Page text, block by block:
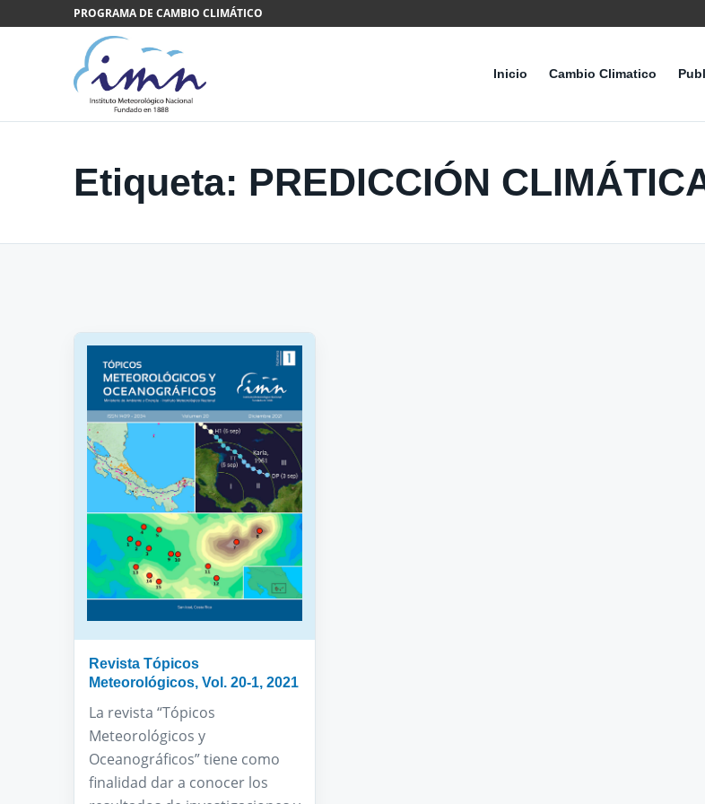
Saltar al contenidoPROGRAMA DE CAMBIO CLIMÁTICO
Inicio Cambio Climatico
Etiqueta: PREDICCIÓN
Revista Tópicos
Meteorológicos, Vol. 20-1, 2021
La revista “Tópicos
Meteorológicos y
Oceanográficos” tiene como
finalidad dar a conocer los